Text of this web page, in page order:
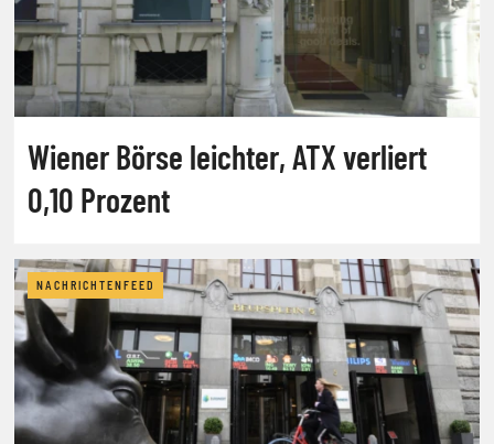
Wiener Börse leichter, ATX verliert
0,10 Prozent
NACHRICHTENFEED